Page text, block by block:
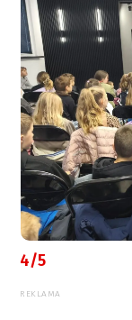
4/5
REKLAMA